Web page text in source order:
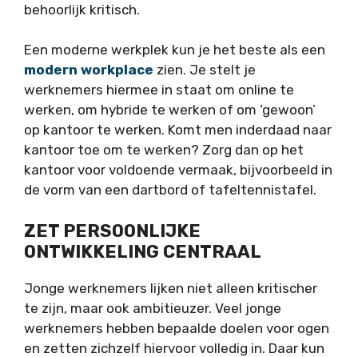
behoorlijk kritisch.
Een moderne werkplek kun je het beste als een
modern workplace zien. Je stelt je
werknemers hiermee in staat om online te
werken, om hybride te werken of om ‘gewoon’
op kantoor te werken. Komt men inderdaad naar
kantoor toe om te werken? Zorg dan op het
kantoor voor voldoende vermaak, bijvoorbeeld in
de vorm van een dartbord of tafeltennistafel.
ZET PERSOONLIJKE
ONTWIKKELING CENTRAAL
Jonge werknemers lijken niet alleen kritischer
te zijn, maar ook ambitieuzer. Veel jonge
werknemers hebben bepaalde doelen voor ogen
en zetten zichzelf hiervoor volledig in. Daar kun